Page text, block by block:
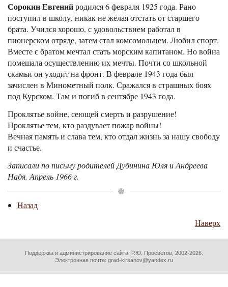
Сорокин Евгенийродился 6 февраля 1925 года. Рано
поступил в школу, никак не желая отстать от старшего
брата. Учился хорошо, с удовольствием работал в
пионерском отряде, затем стал комсомольцем. Любил спорт.
Вместе с братом мечтал стать морским капитаном. Но война
помешала осуществлению их мечты. Почти со школьной
скамьи он уходит на фронт. В феврале 1943 года был
зачислен в Минометный полк. Сражался в страшных боях
под Курском. Там и погиб в сентябре 1943 года.
Проклятье войне, сеющей смерть и разрушение!
Проклятье тем, кто раздувает пожар войны!
Вечная память и слава тем, кто отдал жизнь за нашу свободу
и счастье.
Записали по письму родителей Дубинина Юля и Андреева
Надя. Апрель 1966 г.
Назад
Наверх
Поддержка и администрирование сайта: Р.Ю. Просветов , 2002-2026.
Электронная почта: grad-kirsanov@yandex.ru